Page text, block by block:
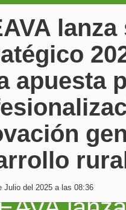
lanza
apuesta
Julio del 2025 a las 08:36